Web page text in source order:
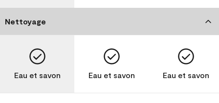
Nettoyage
Eau et savon Eau et savon Eau et savon